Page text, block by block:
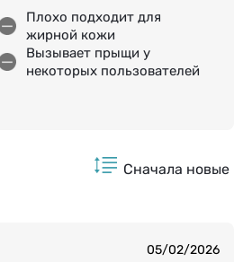
Плохо подходит для
жирной кожи
Вызывает прыщи у
некоторых пользователей
Сначала новые
05/02/2026